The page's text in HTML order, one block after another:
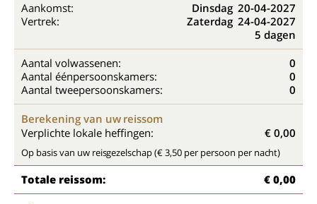
Aankomst: Dinsdag 20-04-2027
Vertrek:
Zaterdag 24-04-2027
5 dagen
Aantal volwassenen:
0
Aantal éénpersoonskamers:
0
Aantal tweepersoonskamers:
0
Berekening van uw reissom
Verplichte lokale heffingen:
€ 0,00
Op basis van uw reisgezelschap (€ 3,50 per persoon per nacht)
Totale reissom: € 0,00